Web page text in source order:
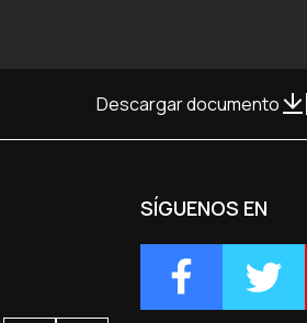
Descargar documento
SÍGUENOS EN